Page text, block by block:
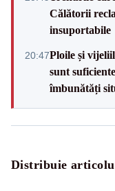
Călătorii
insuportabile
20:47Ploile și
sunt
îmbunătăți
Distribuie